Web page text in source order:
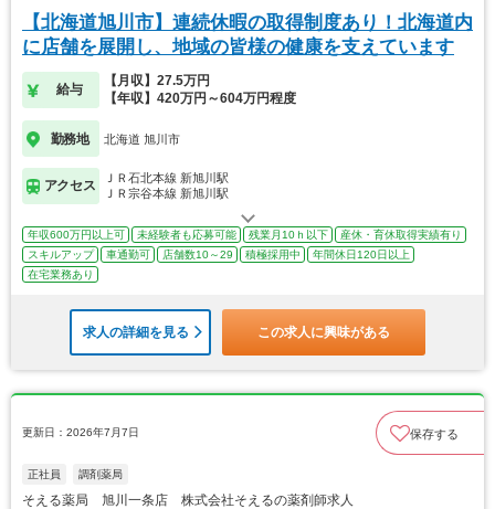
【北海道旭川市】連続休暇の取得制度あり！北海道内
に店舗を展開し、地域の皆様の健康を支えています
給与
【月収】27.5万円
【年収】420万円～604万円程度
勤務地 北海道 旭川市
アクセス
ＪＲ石北本線 新旭川駅
ＪＲ宗谷本線 新旭川駅
年収600万円以上可 未経験者も応募可能 残業月10ｈ以下
産休・育休取得実績有り
スキルアップ
車通勤可 店舗数10～29 積極採用中
年間休日120日以上
在宅業務あり
求人の詳細を見る この求人に興味がある
更新日：2026年7月7日 保存する
正社員 調剤薬局
そえる薬局 旭川一条店 株式会社そえるの薬剤師求人